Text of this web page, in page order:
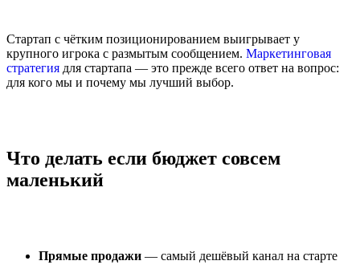
Стартап с чётким позиционированием выигрывает у
крупного игрока с размытым сообщением. Маркетинговая
стратегия для стартапа — это прежде всего ответ на вопрос:
для кого мы и почему мы лучший выбор.
Что делать если бюджет совсем
маленький
Прямые продажи — самый дешёвый канал на старте